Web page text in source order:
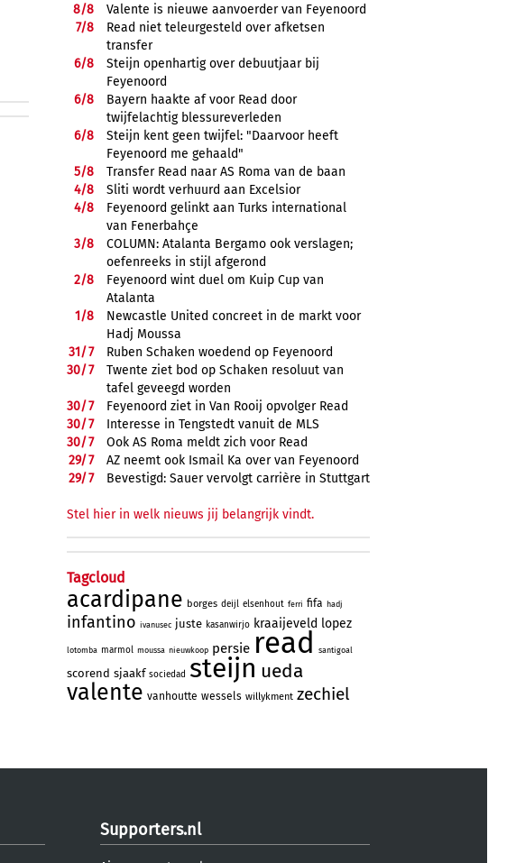
8/8
Valente is nieuwe aanvoerder van Feyenoord
7/8
Read niet teleurgesteld over afketsen
transfer
6/8
Steijn openhartig over debuutjaar bij
Feyenoord
6/8
Bayern haakte af voor Read door
twijfelachtig blessureverleden
6/8
Steijn kent geen twijfel: "Daarvoor heeft
Feyenoord me gehaald"
5/8
Transfer Read naar AS Roma van de baan
4/8
Sliti wordt verhuurd aan Excelsior
4/8
Feyenoord gelinkt aan Turks international
van Fenerbahçe
3/8
COLUMN: Atalanta Bergamo ook verslagen;
oefenreeks in stijl afgerond
2/8
Feyenoord wint duel om Kuip Cup van
Atalanta
1/8
Newcastle United concreet in de markt voor
Hadj Moussa
31/7
Ruben Schaken woedend op Feyenoord
30/7
Twente ziet bod op Schaken resoluut van
tafel geveegd worden
30/7
Feyenoord ziet in Van Rooij opvolger Read
30/7
Interesse in Tengstedt vanuit de MLS
30/7
Ook AS Roma meldt zich voor Read
29/7
AZ neemt ook Ismail Ka over van Feyenoord
29/7 Bevestigd: Sauer vervolgt carrière in Stuttgart
Stel hier in welk nieuws jij belangrijk vindt.
Tagcloud
acardipane borges deijl elsenhout ferri fifa hadj
infantino ivanusec juste kasanwirjo kraaijeveld lopez
lotomba marmol moussa nieuwkoop persie read santigoal
scorend sjaakf sociedad steijn ueda
valente vanhoutte wessels willykment zechiel
Supporters.nl